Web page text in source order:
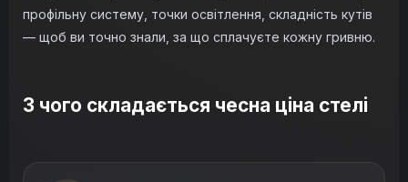
профільну систему, точки освітлення, складність кутів
— щоб ви точно знали, за що сплачуєте кожну гривню.
З чого складається чесна ціна стелі